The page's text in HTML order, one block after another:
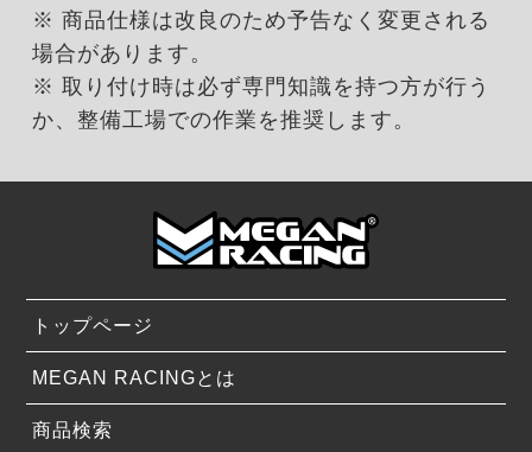
※ 商品仕様は改良のため予告なく変更される
場合があります。
※ 取り付け時は必ず専門知識を持つ方が行う
か、整備工場での作業を推奨します。
トップページ
MEGAN RACINGとは
商品検索